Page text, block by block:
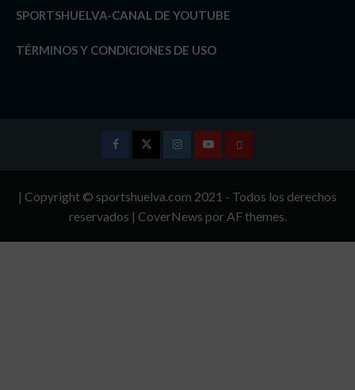
SPORTSHUELVA-CANAL DE YOUTUBE
TÉRMINOS Y CONDICIONES DE USO
InstagramYoutubeTÉRMINOS
CONDICIONES
| Copyright © sportshuelva.com 2021 - Todos los derechos
reservados | CoverNews por AF themes.